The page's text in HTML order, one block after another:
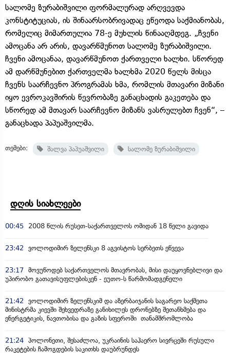
სალომე ზურაბიშვილი ფორმალურად არღვევდა
კონსტიტუციას, ის შინაარსობრივადაც ეწეოდა საქმიანობას,
რომელიც მიმართულია 78-ე მუხლის წინააღმდეგ. „ჩვენი
ამოცანა არ არის, დავარწმუნოთ სალომე ზურაბიშვილი.
ჩვენი ამოცანაა, დავარწმუნოთ ქართველი ხალხი. სწორედ
ამ დარწმუნებით ქართველმა ხალხმა 2020 წელს მისცა
ჩვენს საარჩევნო პროგრამას ხმა, რომლის მთავარი მიზანი
იყო ევროკავშირის წევრობაზე განაცხადის გაკეთება და
სწორედ ამ მთავარ საარჩევნო მიზანს ვასრულებთ ჩვენ“, –
განაცხადა პაპუაშვილმა.
თემები: შალვა პაპუაშვილი სალომე ზურაბიშვილი
დღის სიახლეები
00:45 2008 წლის რუსეთ-საქართველოს ომიდან 18 წელი გავიდა
23:42 ვოლოდიმირ ზელენსკი 8 აგვისტოს სერბეთს ეწვევა
23:17 მოვუწოდებ საქართველოს მთავრობას, მისი დაუყოვნებლივი და
უპირობო გათავისუფლებისკენ - ეუთო-ს წარმომადგენელი
21:42
ვოლოდიმირ ზელენსკიმ და აზერბაიჯანის საგარეო საქმეთა
მინისტრმა კიევში შეხვედრაზე განიხილეს დრონებზე შეთანხმება და
ენერგეტიკის, ნავთობისა და გაზის სფეროში თანამშრომლობა
21:24 პოლონეთი, შესაძლოა, უკრაინის საჰაერო სივრცეში რუსული
რაკეტების ჩამოგდების საკითხს დაუბრუნდეს